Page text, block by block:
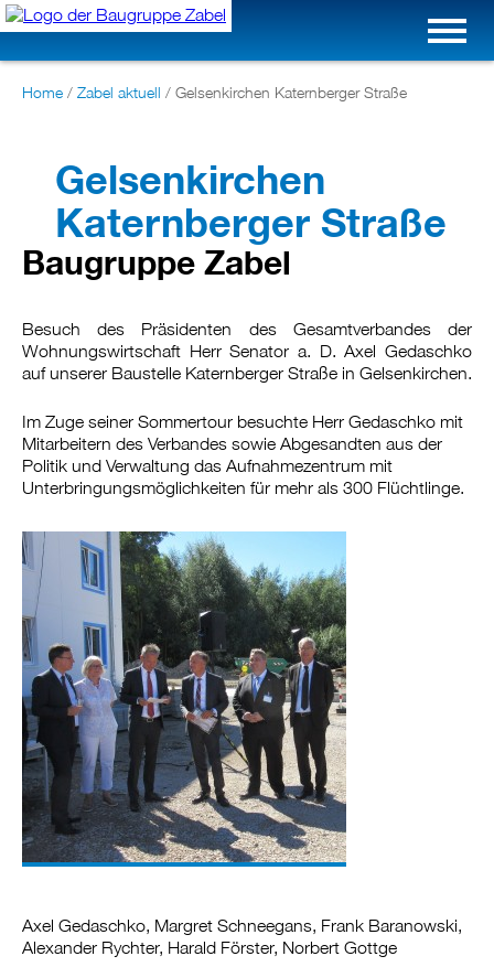
Home / Zabel aktuell / Gelsenkirchen Katernberger Straße
Gelsenkirchen
Katernberger Straße
Baugruppe Zabel
Besuch des Präsidenten des Gesamtverbandes der
Wohnungswirtschaft Herr Senator a. D. Axel Gedaschko
auf unserer Baustelle Katernberger Straße in Gelsenkirchen.
Im Zuge seiner Sommertour besuchte Herr Gedaschko mit
Mitarbeitern des Verbandes sowie Abgesandten aus der
Politik und Verwaltung das Aufnahmezentrum mit
Unterbringungsmöglichkeiten für mehr als 300 Flüchtlinge.
Axel Gedaschko, Margret Schneegans, Frank Baranowski,
Alexander Rychter, Harald Förster, Norbert Gottge